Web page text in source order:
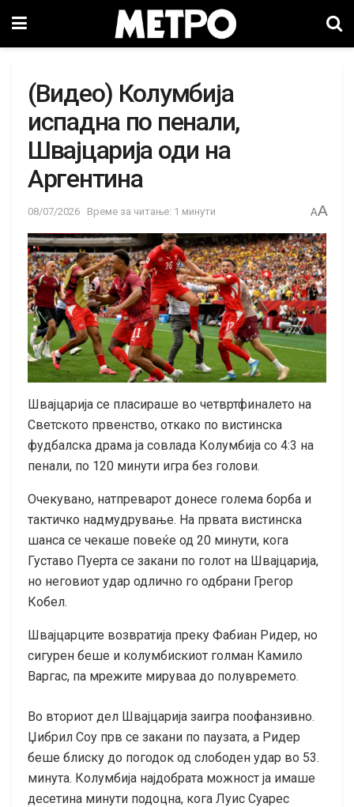
(Видео) Колумбија
испадна по пенали,
Швајцарија оди на
Аргентина
08/07/2026 Време за читање: 1 минути AA
Швајцарија се пласираше во четвртфиналето на
Светското првенство, откако по вистинска
фудбалска драма ја совлада Колумбија со 4:3 на
пенали, по 120 минути игра без голови.
Очекувано, натпреварот донесе голема борба и
тактичко надмудрување. На првата вистинска
шанса се чекаше повеќе од 20 минути, кога
Густаво Пуерта се закани по голот на Швајцарија,
но неговиот удар одлично го одбрани Грегор
Кобел.
Швајцарците возвратија преку Фабиан Ридер, но
сигурен беше и колумбискиот голман Камило
Варгас, па мрежите мируваа до полувремето.
Во вториот дел Швајцарија заигра поофанзивно.
Џибрил Соу прв се закани по паузата, а Ридер
беше блиску до погодок од слободен удар во 53.
минута. Колумбија најдобрата можност ја имаше
десетина минути подоцна, кога Луис Суарес